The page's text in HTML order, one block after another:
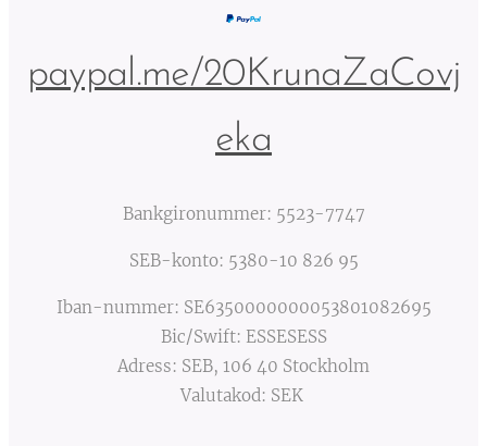
paypal.me/20KrunaZaCovj
eka
Bankgironummer: 5523-7747
SEB-konto: 5380-10 826 95
Iban-nummer: SE6350000000053801082695
Bic/Swift: ESSESESS
Adress: SEB, 106 40 Stockholm
Valutakod: SEK